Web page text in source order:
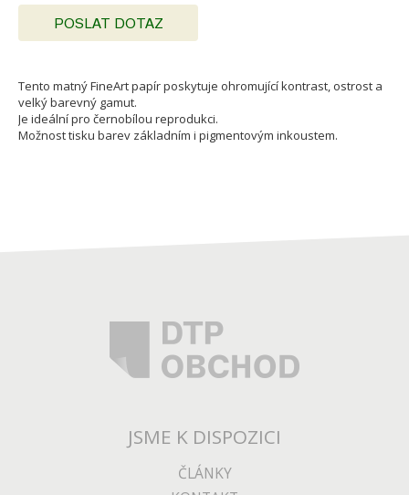
POSLAT DOTAZ
Tento matný FineArt papír poskytuje ohromující kontrast, ostrost a
velký barevný gamut.
Je ideální pro černobílou reprodukci.
Možnost tisku barev základním i pigmentovým inkoustem.
JSME K DISPOZICI
ČLÁNKY